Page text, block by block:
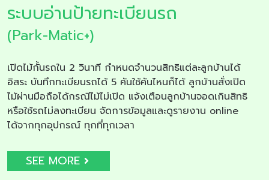
ระบบอ่านป้ายทะเบียนรถ
(Park-Matic+)
เปิดไม้กั้นรถใน 2 วินาที กำหนดจำนวนสิทธิแต่ละลูกบ้านได้
อิสระ บันทึกทะเบียนรถได้ 5 คันใช้คันไหนก็ได้ ลูกบ้านสั่งเปิด
ไม้ผ่านมือถือได้กรณีไม้ไม่เปิด แจ้งเตือนลูกบ้านจอดเกินสิทธิ
หรือใช้รถไม่ลงทะเบียน จัดการข้อมูลและดูรายงาน online
ได้จากทุกอุปกรณ์ ทุกที่ทุกเวลา
SEE MORE